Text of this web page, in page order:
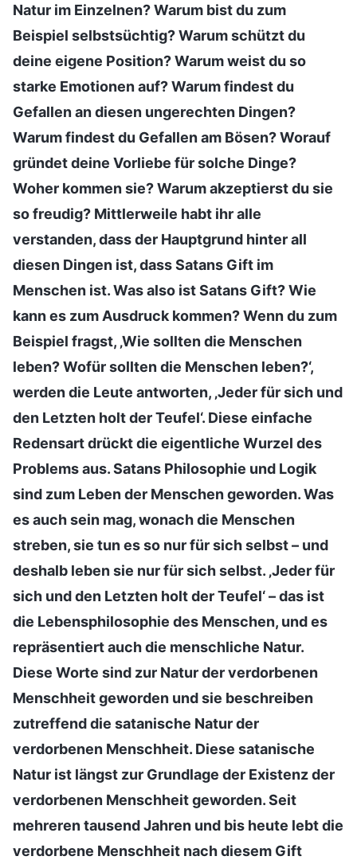
Natur im Einzelnen? Warum bist du zum
Beispiel selbstsüchtig? Warum schützt du
deine eigene Position? Warum weist du so
starke Emotionen auf? Warum findest du
Gefallen an diesen ungerechten Dingen?
Warum findest du Gefallen am Bösen? Worauf
gründet deine Vorliebe für solche Dinge?
Woher kommen sie? Warum akzeptierst du sie
so freudig? Mittlerweile habt ihr alle
verstanden, dass der Hauptgrund hinter all
diesen Dingen ist, dass Satans Gift im
Menschen ist. Was also ist Satans Gift? Wie
kann es zum Ausdruck kommen? Wenn du zum
Beispiel fragst, ‚Wie sollten die Menschen
leben? Wofür sollten die Menschen leben?‘,
werden die Leute antworten, ‚Jeder für sich und
den Letzten holt der Teufel‘. Diese einfache
Redensart drückt die eigentliche Wurzel des
Problems aus. Satans Philosophie und Logik
sind zum Leben der Menschen geworden. Was
es auch sein mag, wonach die Menschen
streben, sie tun es so nur für sich selbst – und
deshalb leben sie nur für sich selbst. ‚Jeder für
sich und den Letzten holt der Teufel‘ – das ist
die Lebensphilosophie des Menschen, und es
repräsentiert auch die menschliche Natur.
Diese Worte sind zur Natur der verdorbenen
Menschheit geworden und sie beschreiben
zutreffend die satanische Natur der
verdorbenen Menschheit. Diese satanische
Natur ist längst zur Grundlage der Existenz der
verdorbenen Menschheit geworden. Seit
mehreren tausend Jahren und bis heute lebt die
verdorbene Menschheit nach diesem Gift